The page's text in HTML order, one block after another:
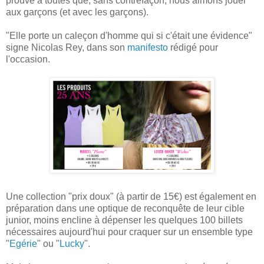
aux garçons (et avec les garçons).
"Elle porte un caleçon d'homme qui si c'était une évidence"
signe Nicolas Rey, dans son manifesto rédigé pour
l'occasion.
Une collection "prix doux" (à partir de 15€) est également en
préparation dans une optique de reconquête de leur cible
junior, moins encline à dépenser les quelques 100 billets
nécessaires aujourd'hui pour craquer sur un ensemble type
"Egérie" ou " Lucky".